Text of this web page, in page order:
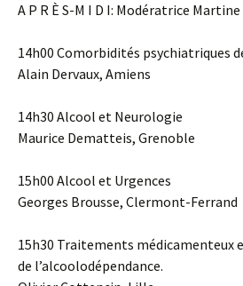
A P R È S-M I D I: Modératrice Martine
14h00 Comorbidités psychiatriques
Alain Dervaux, Amiens
14h30 Alcool et Neurologie
Maurice Dematteis, Grenoble
15h00 Alcool et Urgences
Georges Brousse, Clermont-Ferrand
15h30 Traitements médicamenteux
de l’alcoolodépendance.